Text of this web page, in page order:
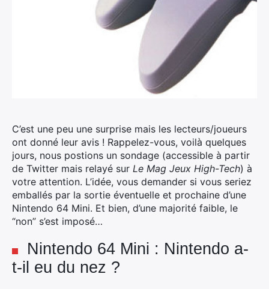
C’est une peu une surprise mais les lecteurs/joueurs
ont donné leur avis ! Rappelez-vous, voilà quelques
jours, nous postions un sondage (accessible à partir
de Twitter mais relayé sur Le Mag Jeux High-Tech) à
votre attention. L’idée, vous demander si vous seriez
emballés par la sortie éventuelle et prochaine d’une
Nintendo 64 Mini. Et bien, d’une majorité faible, le
“non” s’est imposé…
Nintendo 64 Mini : Nintendo a-
t-il eu du nez ?